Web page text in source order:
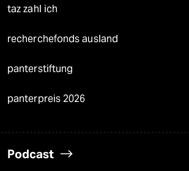
taz zahl ich
recherchefonds ausland
panterstiftung
panterpreis 2026
Podcast